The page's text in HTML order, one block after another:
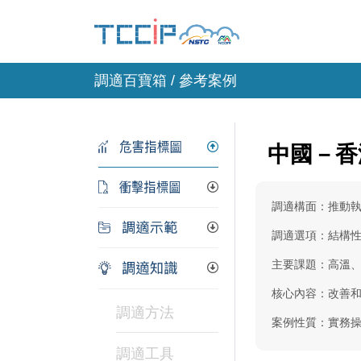
調適百寶箱 / 參考案例
調適方法
調適工具
中國－
調適構面：推動
調適選項：結構性
主要課題：高溫
核心內容：改善
案例性質：實務